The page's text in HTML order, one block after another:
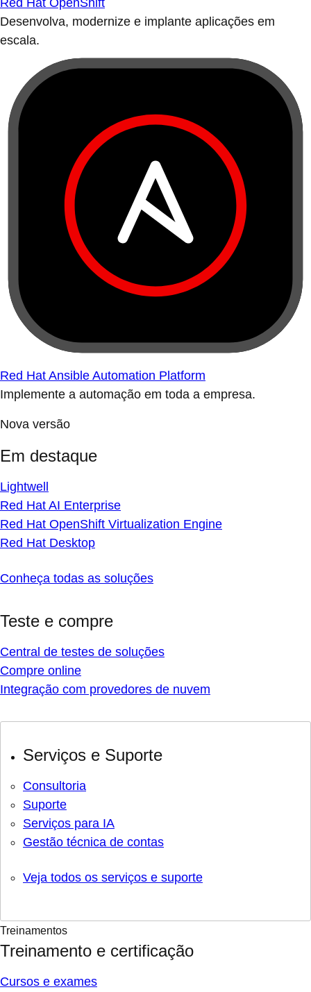
Red Hat OpenShift
Desenvolva, modernize e implante aplicações em
escala.
Red Hat Ansible Automation Platform
Implemente a automação em toda a empresa.
Nova versão
Em destaque
Lightwell
Red Hat AI Enterprise
Red Hat OpenShift Virtualization Engine
Red Hat Desktop
Conheça todas as soluções
Teste e compre
Central de testes de soluções
Compre online
Integração com provedores de nuvem
Serviços e Suporte
Consultoria
Suporte
Serviços para IA
Gestão técnica de contas
Veja todos os serviços e suporte
Treinamentos
Treinamento e certificação
Cursos e exames